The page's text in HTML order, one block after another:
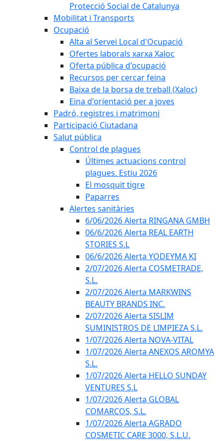
Protecció Social de Catalunya
Mobilitat i Transports
Ocupació
Alta al Servei Local d'Ocupació
Ofertes laborals xarxa Xaloc
Oferta pública d'ocupació
Recursos per cercar feina
Baixa de la borsa de treball (Xaloc)
Eina d'orientació per a joves
Padró, registres i matrimoni
Participació Ciutadana
Salut pública
Control de plagues
Últimes actuacions control
plagues. Estiu 2026
El mosquit tigre
Paparres
Alertes sanitàries
6/06/2026 Alerta RINGANA GMBH
06/6/2026 Alerta REAL EARTH
STORIES S.L
06/6/2026 Alerta YODEYMA KI
2/07/2026 Alerta COSMETRADE,
S.L.
2/07/2026 Alerta MARKWINS
BEAUTY BRANDS INC.
2/07/2026 Alerta SISLIM
SUMINISTROS DE LIMPIEZA S.L.
1/07/2026 Alerta NOVA-VITAL
1/07/2026 Alerta ANEXOS AROMYA
S.L.
1/07/2026 Alerta HELLO SUNDAY
VENTURES S.L
1/07/2026 Alerta GLOBAL
COMARCOS, S.L.
1/07/2026 Alerta AGRADO
COSMETIC CARE 3000, S.L.U.